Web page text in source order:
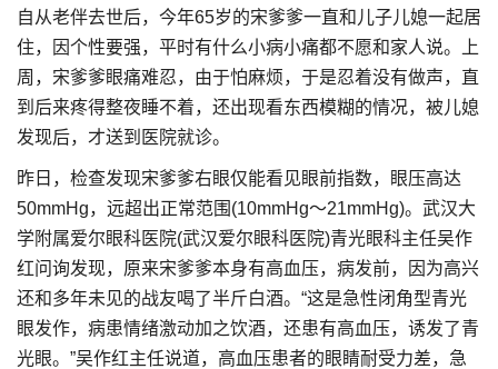
自从老伴去世后，今年65岁的宋爹爹一直和儿子儿媳一起居
住，因个性要强，平时有什么小病小痛都不愿和家人说。上
周，宋爹爹眼痛难忍，由于怕麻烦，于是忍着没有做声，直
到后来疼得整夜睡不着，还出现看东西模糊的情况，被儿媳
发现后，才送到医院就诊。
昨日，检查发现宋爹爹右眼仅能看见眼前指数，眼压高达
50mmHg，远超出正常范围(10mmHg～21mmHg)。武汉大
学附属爱尔眼科医院(武汉爱尔眼科医院)青光眼科主任吴作
红问询发现，原来宋爹爹本身有高血压，病发前，因为高兴
还和多年未见的战友喝了半斤白酒。“这是急性闭角型青光
眼发作，病患情绪激动加之饮酒，还患有高血压，诱发了青
光眼。”吴作红主任说道，高血压患者的眼睛耐受力差，急